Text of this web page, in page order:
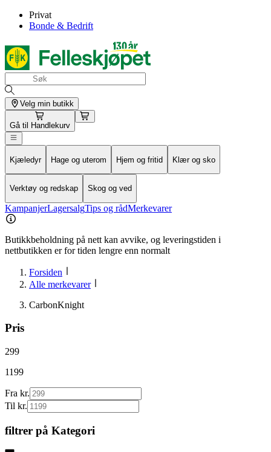
Privat
Bonde & Bedrift
Velg min butikk
Gå til Handlekurv
Kjæledyr Hage og uterom Hjem og fritid Klær og sko
Verktøy og redskap Skog og ved
KampanjerLagersalgTips og rådMerkevarer
Butikkbeholdning på nett kan avvike, og leveringstiden i
nettbutikken er for tiden lengre enn normalt
Forsiden
Alle merkevarer
CarbonKnight
Pris
299
1199
Fra kr.
Til kr.
filtrer på Kategori